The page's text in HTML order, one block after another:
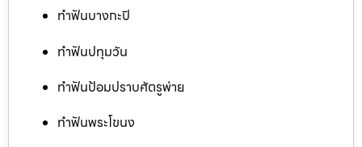
ทำฟันบางกะปิ
ทำฟันปทุมวัน
ทำฟันป้อมปราบศัตรูพ่าย
ทำฟันพระโขนง